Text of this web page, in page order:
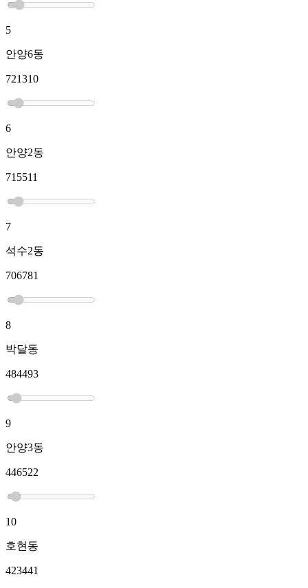
5
안양6동
721310
6
안양2동
715511
7
석수2동
706781
8
박달동
484493
9
안양3동
446522
10
호현동
423441